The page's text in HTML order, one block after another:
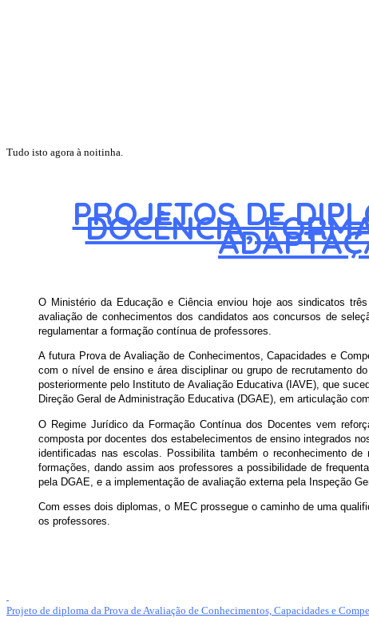
Tudo isto agora à noitinha.
PROJETOS DE
DOCÊNCIA,
O Ministério da Educação e Ciência enviou hoje aos sindicatos
avaliação de conhecimentos dos candidatos aos concursos de
regulamentar a formação contínua de professores.
A futura Prova de Avaliação de Conhecimentos, Capacidades e
com o nível de ensino e área disciplinar ou grupo de recrutamento
posteriormente pelo Instituto de Avaliação Educativa (IAVE), que
Direção Geral de Administração Educativa (DGAE), em articulação
O Regime Jurídico da Formação Contínua dos Docentes vem
composta por docentes dos estabelecimentos de ensino integrados
identificadas nas escolas. Possibilita também o reconhecimento
formações, dando assim aos professores a possibilidade de
pela DGAE, e a implementação de avaliação externa pela Inspeção
Com esses dois diplomas, o MEC prossegue o caminho de uma
os professores.
Projeto de diploma da Prova de Avaliação de Conhecimentos, Capacidades e